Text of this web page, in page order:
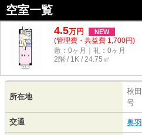
空室一覧
4.5万円 NEW
(管理費・共益費 1,700円)
敷：0ヶ月｜礼：0ヶ月
2階 / 1K / 24.75㎡
所在地
秋
号
交通 奥